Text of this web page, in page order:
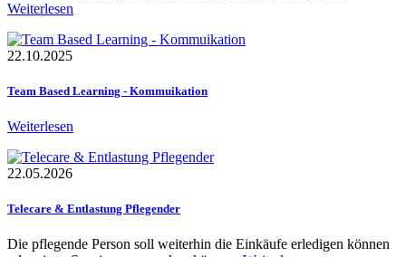
Weiterlesen
22.10.2025
Team Based Learning - Kommuikation
Weiterlesen
22.05.2026
Telecare & Entlastung Pflegender
Die pflegende Person soll weiterhin die Einkäufe erledigen können